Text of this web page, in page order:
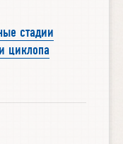
стадии
циклопа